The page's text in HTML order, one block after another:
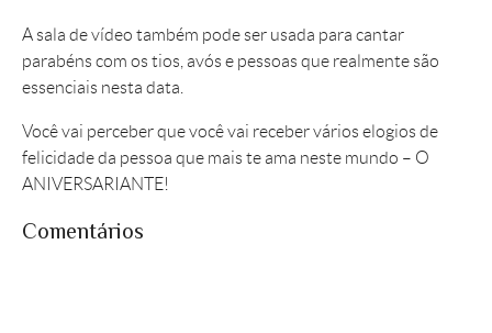
A sala de vídeo também pode ser usada para cantar
parabéns com os tios, avós e pessoas que realmente são
essenciais nesta data.
Você vai perceber que você vai receber vários elogios de
felicidade da pessoa que mais te ama neste mundo – O
ANIVERSARIANTE!
Comentários